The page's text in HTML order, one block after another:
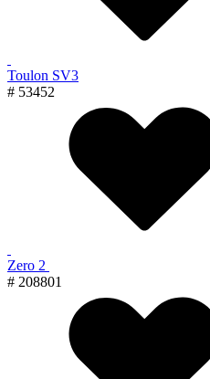
Toulon SV3
# 53452
Zero 2
# 208801